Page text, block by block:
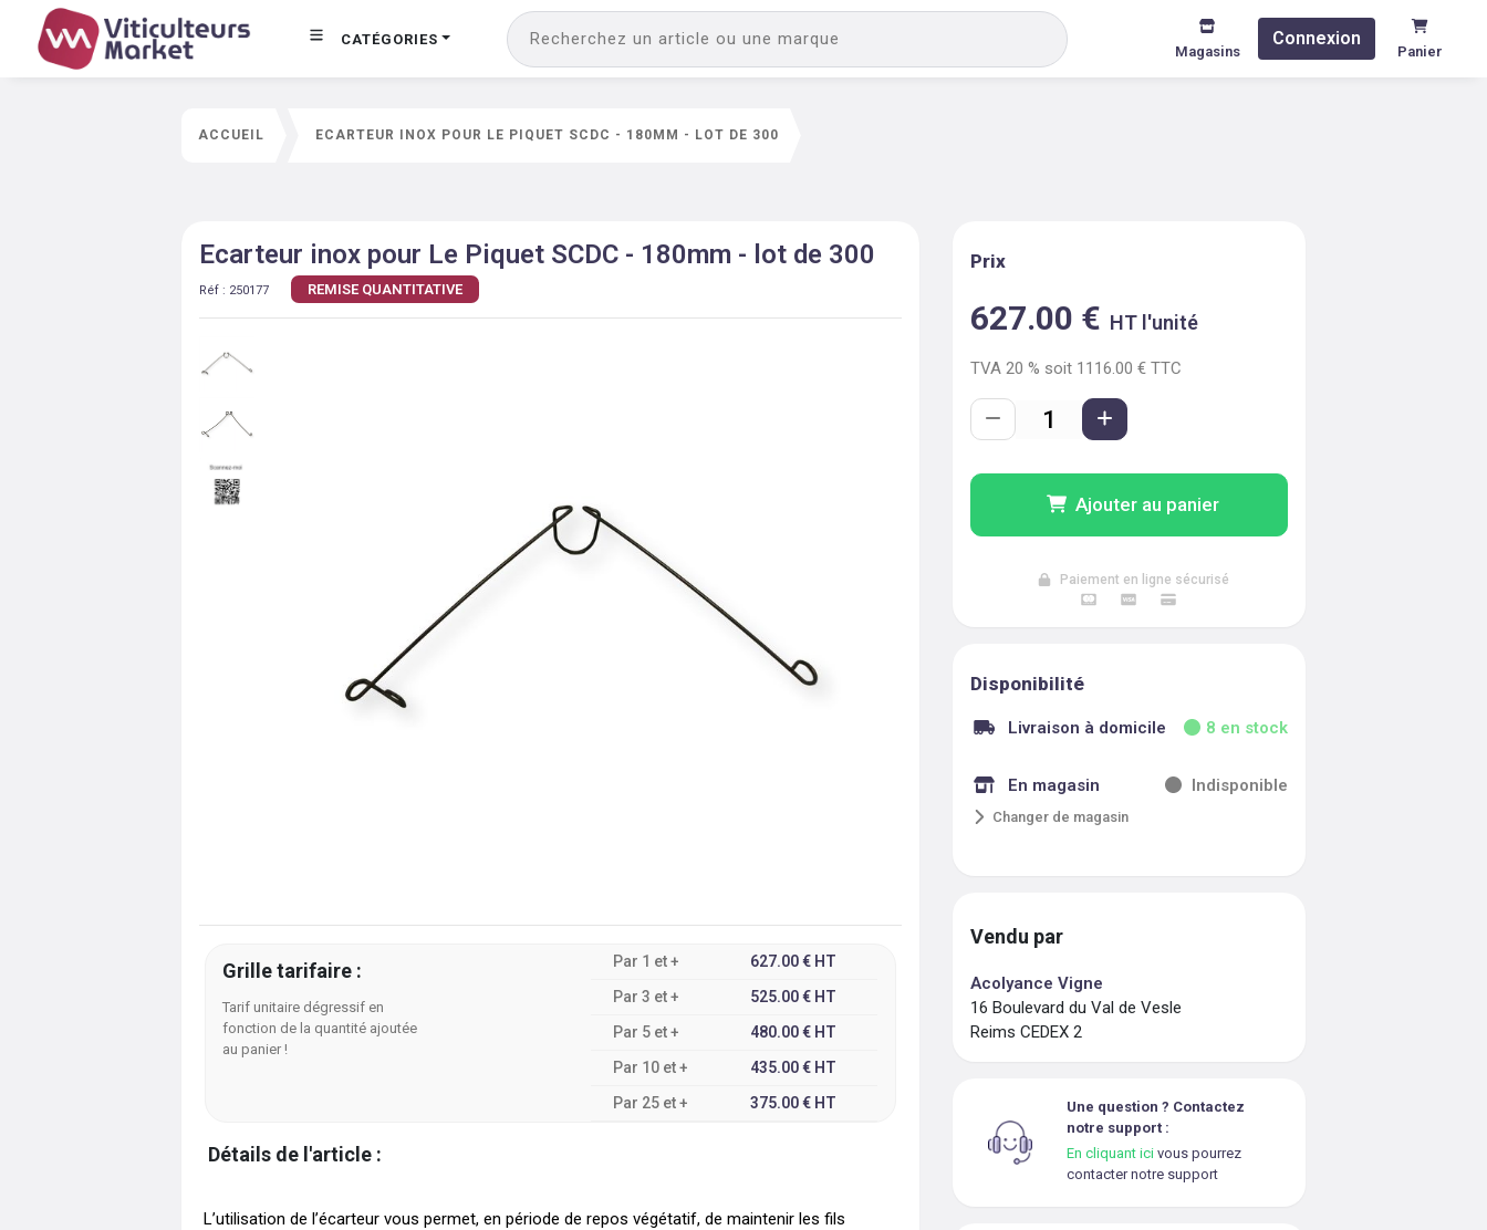
CATÉGORIES
Magasins
Connexion
Panier
ACCUEIL ECARTEUR INOX POUR LE PIQUET SCDC - 180MM - LOT DE 300
Ecarteur inox pour Le Piquet SCDC - 180mm - lot de 300
Réf : 250177 REMISE QUANTITATIVE
Grille tarifaire :
Tarif unitaire dégressif en
fonction de la quantité ajoutée
au panier !
Par 1 et + 627.00€ HT
Par 3 et + 525.00€ HT
Par 5et + 480.00€ HT
Par 10et + 435.00€ HT
Par 25et + 375.00€ HT
Détails de l'article :
L’utilisation de l’écarteur vous permet, en période de repos végétatif, de maintenir les fils
Prix
627.00 € HT l'unité
TVA20 % soit 1116.00 € TTC
Ajouter au panier
Paiement en ligne sécurisé
Disponibilité
Livraison à domicile 8 en stock
En magasin Indisponible
Changer de magasin
Vendu par
Acolyance Vigne
16 Boulevard du Val de Vesle
Reims CEDEX 2
Une question ? Contactez
notre support :
En cliquant ici vous pourrez
contacter notre support